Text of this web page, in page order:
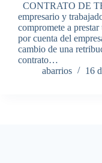
CONTRATO DE
empresario y
compromete a
por cuenta del
cambio de una
contrato…
abarrios
16